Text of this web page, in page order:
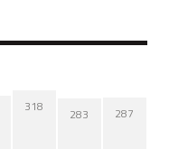
318 283 287